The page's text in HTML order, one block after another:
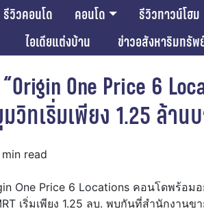
รีวิวคอนโด คอนโด รีวิวทาวน์โฮม
ไอเดียแต่งบ้าน ข่าวอสังหาริมทรัพ
One Price 6
ทเริ่มเพียง 1.25 ล้าน
min read
One Price 6 Locations คอนโดพร้อม
เริ่มเพียง 1.25 ลบ. พบกันที่สำนักงานข